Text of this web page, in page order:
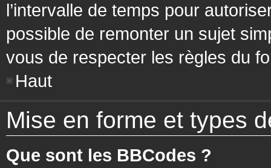
l’intervalle de temps pour
possible de remonter un sujet
vous de respecter les règles du
Haut
Mise en forme et types
Que sont les BBCodes ?